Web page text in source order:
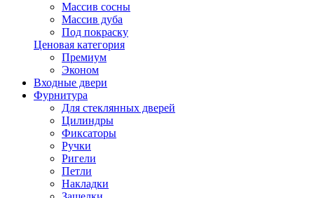
Массив сосны
Массив дуба
Под покраску
Ценовая категория
Премиум
Эконом
Входные двери
Фурнитура
Для стеклянных дверей
Цилиндры
Фиксаторы
Ручки
Ригели
Петли
Накладки